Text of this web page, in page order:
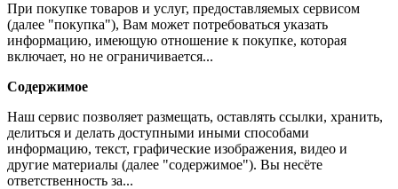
При покупке товаров и услуг, предоставляемых сервисом
(далее "покупка"), Вам может потребоваться указать
информацию, имеющую отношение к покупке, которая
включает, но не ограничивается...
Содержимое
Наш сервис позволяет размещать, оставлять ссылки, хранить,
делиться и делать доступными иными способами
информацию, текст, графические изображения, видео и
другие материалы (далее "содержимое"). Вы несёте
ответственность за...